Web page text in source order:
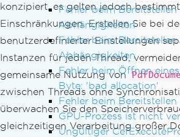
Fehler beim
Abhängigkeiten
Fehler beim
Abhängigkeiten
Fehler beim Öffnen
Byte: 'bad allocation'
Fehler beim
GPU-Prozess ist nicht
Ungültiger
konzipiert, es gelten jedoch
Einschränkungen. Erstellen Sie bei
benutzerdefinierter Einstellungen
Instanzen für jeden Thread,
gemeinsame Nutzung von
zwischen Threads ohne
überwachen Sie den
gleichzeitigen Verarbeitung großer